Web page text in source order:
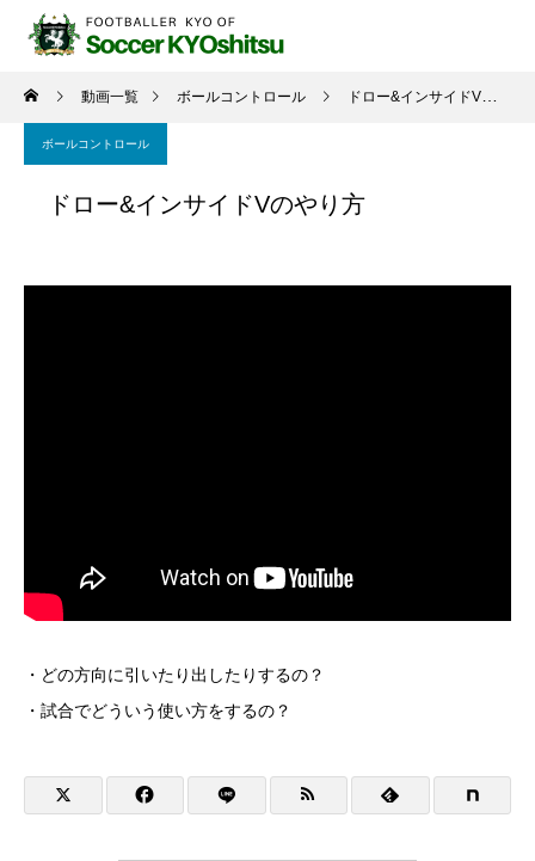
動画一覧 ボールコントロール ドロー&インサイドVのやり方
ボールコントロール
ドロー&インサイドVのやり方
・どの方向に引いたり出したりするの？
・試合でどういう使い方をするの？